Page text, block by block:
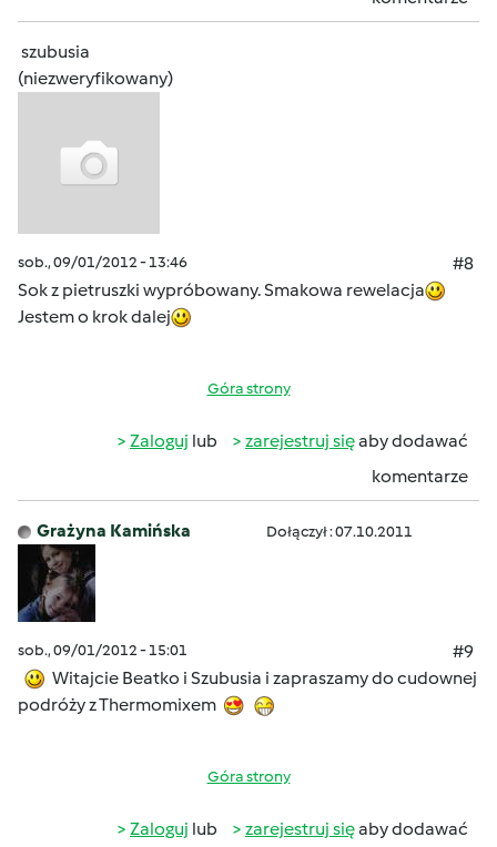
szubusia
(niezweryfikowany)
sob., 09/01/2012 - 13:46
#8
Sok z pietruszki wypróbowany. Smakowa rewelacja
Jestem o krok dalej
Góra strony
Zaloguj lub zarejestruj sięaby dodawać
komentarze
Grażyna Kamińska Dołączył : 07.10.2011
sob., 09/01/2012 - 15:01
#9
Witajcie Beatko i Szubusia i zapraszamy do cudownej
podróży z Thermomixem
Góra strony
Zaloguj lub zarejestruj sięaby dodawać